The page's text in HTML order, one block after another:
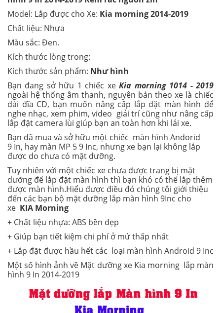
Model: Lắp được cho Xe: Kia morning 2014-2019
Chất liệu: Nhựa
Màu sắc: Đen.
Kích thước lòng trong:
Kích thước sản phẩm: Như hình
Bạn đang sở hữu 1 chiếc xeKia morning 1014 - 2019
ngoài hệ thống âm thanh, nguyên bản theo xe là chiếc
đài đĩa CD, bạn muốn nâng cấp lắp đặt màn hình để
nghe nhạc, xem phim, video giải trí cũng như nâng cấp
lắp đặt camera lùi giúp bạn an toàn hơn khi lái xe.
Bạn đã mua và sở hữu một chiếc màn hình Andorid
9 In, hay màn MP 5 9 Inc, nhưng xe bạn lại không lắp
được do chưa có mặt dưỡng.
Tuy nhiên với một chiếc xe chưa được trang bị mặt
dưỡng để lắp đặt màn hình thì bạn khó có thể lắp thêm
được màn hình.Hiểu được điều đó chúng tôi giới thiệu
đến các bạn bộ mặt dưỡng lắp màn hình 9Inc cho
xe KIA Morning
+ Chất liệu nhựa: ABS bền đẹp
+ Giúp bạn tiết kiệm chi phí ở mứ thấp nhất
+ Lắp đặt được hầu hết các loại màn hình Android 9 Inc
Một số hình ảnh về Mặt dưỡng xe Kia morning lắp màn
hình 9 In 2014-2019